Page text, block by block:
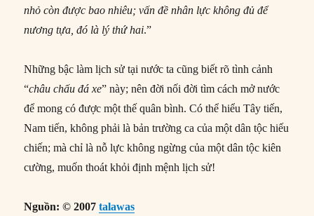
nhỏ còn được bao nhiêu; vấn đề nhân lực không đủ để
nương tựa, đó là lý thứ hai.”
Những bậc làm lịch sử tại nước ta cũng biết rõ tình cảnh
“châu chấu đá xe” này; nên đời nối đời tìm cách mở nước
để mong có được một thế quân bình. Có thể hiểu Tây tiến,
Nam tiến, không phải là bản trường ca của một dân tộc hiếu
chiến; mà chỉ là nỗ lực không ngừng của một dân tộc kiên
cường, muốn thoát khỏi định mệnh lịch sử!
Nguồn: © 2007talawas